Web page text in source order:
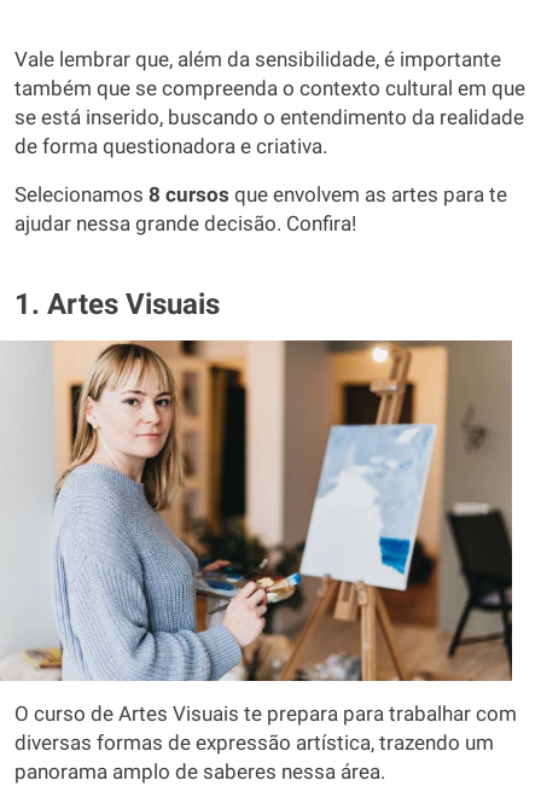
Vale lembrar que, além da sensibilidade, é importante
também que se compreenda o contexto cultural em que
se está inserido, buscando o entendimento da realidade
de forma questionadora e criativa.
Selecionamos 8 cursos que envolvem as artes para te
ajudar nessa grande decisão. Confira!
1. Artes Visuais
O curso de Artes Visuais te prepara para trabalhar com
diversas formas de expressão artística, trazendo um
panorama amplo de saberes nessa área.